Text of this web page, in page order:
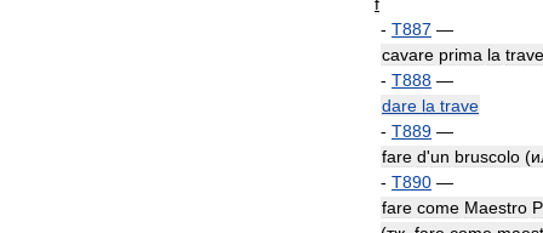
- T887 —
cavare prima la trave
- T888 —
dare la trave
- T889 —
fare d'un bruscolo (
- T890 —
fare come Maestro